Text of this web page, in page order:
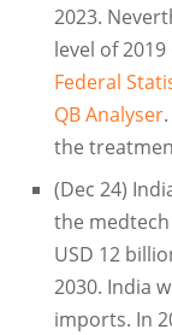
2023.
level of
Federal
QB Analyser
the
(Dec 24)
the
USD 12
2030. India
imports. In